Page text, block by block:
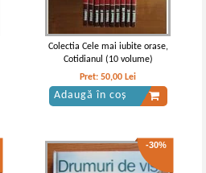
Colectia Cele mai iubite orase,
Cotidianul (10 volume)
Pret:50,00 Lei
Adaugă în coș
-30%